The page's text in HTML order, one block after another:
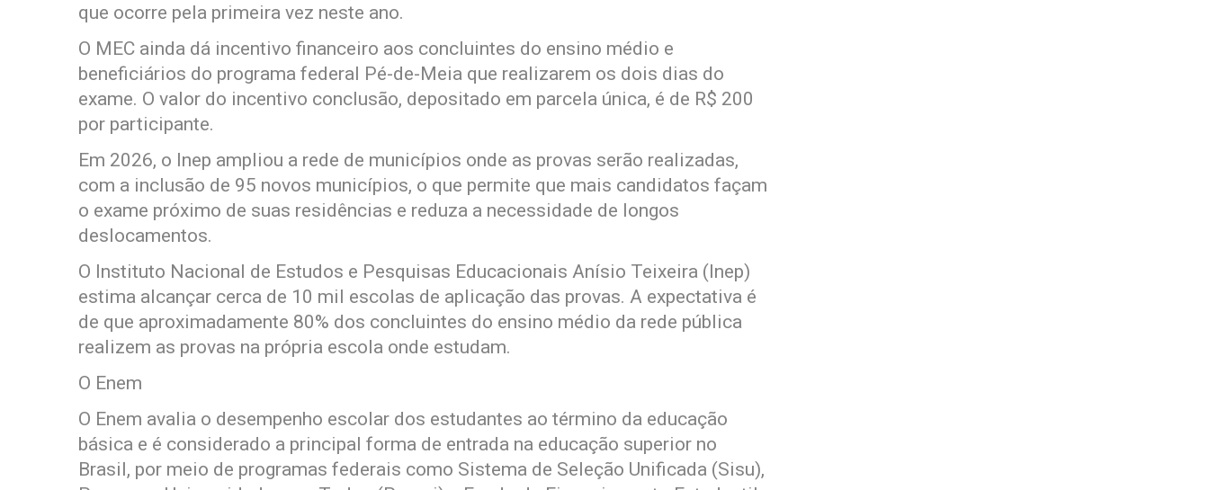
que ocorre pela primeira vez neste ano.
O MEC ainda dá incentivo financeiro aos concluintes do ensino médio e
beneficiários do programa federal Pé-de-Meia que realizarem os dois dias do
exame. O valor do incentivo conclusão, depositado em parcela única, é de R$ 200
por participante.
Em 2026, o Inep ampliou a rede de municípios onde as provas serão realizadas,
com a inclusão de 95 novos municípios, o que permite que mais candidatos façam
o exame próximo de suas residências e reduza a necessidade de longos
deslocamentos.
O Instituto Nacional de Estudos e Pesquisas Educacionais Anísio Teixeira (Inep)
estima alcançar cerca de 10 mil escolas de aplicação das provas. A expectativa é
de que aproximadamente 80% dos concluintes do ensino médio da rede pública
realizem as provas na própria escola onde estudam.
O Enem
O Enem avalia o desempenho escolar dos estudantes ao término da educação
básica e é considerado a principal forma de entrada na educação superior no
Brasil, por meio de programas federais como Sistema de Seleção Unificada (Sisu),